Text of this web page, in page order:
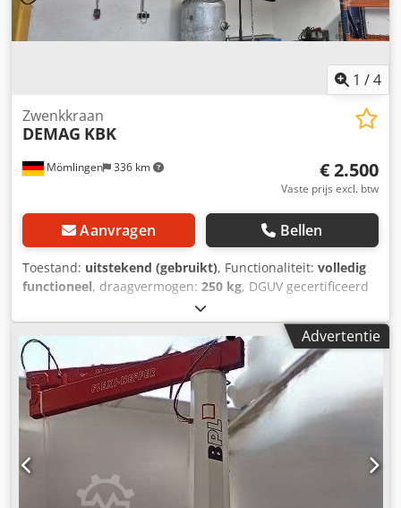
1 /4
Mömlingen 336 km
Zwenkkraan
DEMAG KBK
€ 2.500
Vaste prijs excl. btw
Aanvragen Bellen
Toestand: uitstekend (gebruikt), Functionaliteit: volledig
functioneel, draagvermogen: 250 kg, DGUV gecertificeerd
documentatie / handleiding
bieden deze zeer goed onderhouden DEMAG KBK
kraanarm aan. Fabrikant: Terex MHPS GmbH Type: KBK
Draagvermogen: 250 kg Bouwjaar: Fabrieknummer:
Chsdpfxszrp Eke Alxja Serienummer: Mocht u vragen
hebben of meer informatie nodig hebben, neem dan
gerust contact met ons op via een bericht of een
Advertentie